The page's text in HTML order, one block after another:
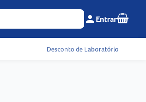
Menu do cliente e
person Entrar Seu
Desconto de Laboratório